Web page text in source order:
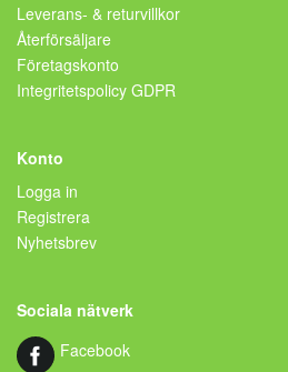
Leverans- & returvillkor
Återförsäljare
Företagskonto
Integritetspolicy GDPR
Konto
Logga in
Registrera
Nyhetsbrev
Sociala nätverk
Facebook